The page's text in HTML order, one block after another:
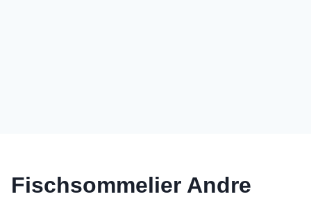
Fischsommelier Andre